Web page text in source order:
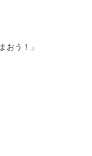
おう！」